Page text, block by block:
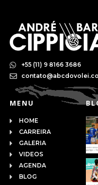
+55 (11) 9 8166 3686
MENU
HOME
CARREIRA
GALERIA
VIDEOS
AGENDA
BLOG